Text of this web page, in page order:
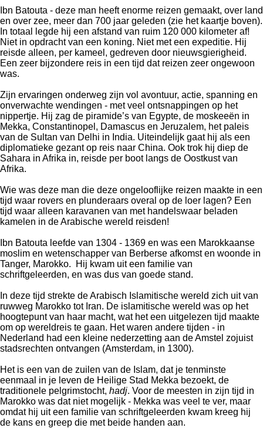
Ibn Batouta - deze man heeft enorme reizen gemaakt, over land
en over zee, meer dan 700 jaar geleden (zie het kaartje boven).
In totaal legde hij een afstand van ruim 120 000 kilometer af!
Niet in opdracht van een koning. Niet met een expeditie. Hij
reisde alleen, per kameel, gedreven door nieuwsgierigheid.
Een zeer bijzondere reis in een tijd dat reizen zeer ongewoon
was.
Zijn ervaringen onderweg zijn vol avontuur, actie, spanning en
onverwachte wendingen - met veel ontsnappingen op het
nippertje. Hij zag de piramide’s van Egypte, de moskeeën in
Mekka, Constantinopel, Damascus en Jeruzalem, het paleis
van de Sultan van Delhi in India. Uiteindelijk gaat hij als een
diplomatieke gezant op reis naar China. Ook trok hij diep de
Sahara in Afrika in, reisde per boot langs de Oostkust van
Afrika.
Wie was deze man die deze ongelooflijke reizen maakte in een
tijd waar rovers en plunderaars overal op de loer lagen? Een
tijd waar alleen karavanen van met handelswaar beladen
kamelen in de Arabische wereld reisden!
Ibn Batouta leefde van 1304 - 1369 en was een Marokkaanse
moslim en wetenschapper van Berberse afkomst en woonde in
Tanger, Marokko.
Hij kwam uit een familie van
schriftgeleerden, en was dus van goede stand.
In deze tijd strekte de Arabisch Islamitische wereld zich uit van
ruwweg Marokko tot Iran. De islamitische wereld was op het
hoogtepunt van haar macht, wat het een uitgelezen tijd maakte
om op wereldreis te gaan. Het waren andere tijden - in
Nederland had een kleine nederzetting aan de Amstel zojuist
stadsrechten ontvangen (Amsterdam, in 1300).
Het is een van de zuilen van de Islam, dat je tenminste
eenmaal in je leven de Heilige Stad Mekka bezoekt, de
traditionele pelgrimstocht, hadj. Voor de meesten in zijn tijd in
Marokko was dat niet mogelijk - Mekka was veel te ver, maar
omdat hij uit een familie van schriftgeleerden kwam kreeg hij
de kans en greep die met beide handen aan.